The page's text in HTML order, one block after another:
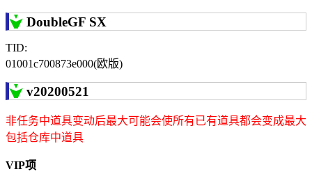
DoubleGF SX
TID:
01001c700873e000(欧版)
v20200521
非任务中道具变动后最大可能会使所有已有道具都会变成最大
包括仓库中道具
VIP项